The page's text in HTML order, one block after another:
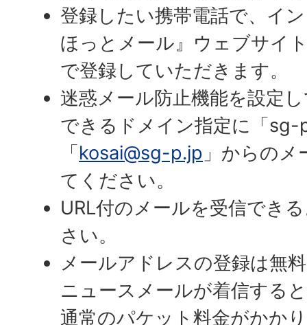
登録したい携帯電話で、イ
ほっとメール』ウェブサイ
で登録していただきます。
迷惑メール防止機能を設定
できるドメイン指定に「sg-
「kosai@sg-p.jp 」からの
てください。
URL付のメールを受信でき
さい。
メールアドレスの登録は無
ニュースメールが着信する
通常のパケット料金がかか